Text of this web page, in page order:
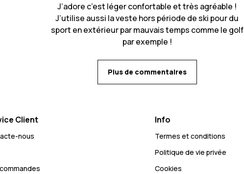
J’adore c’est léger confortable et très agréable !
J’utilise aussi la veste hors période de ski pour du
sport en extérieur par mauvais temps comme le golf
par exemple !
Plus de commentaires
Client
nous
Info
Termes et conditions
Politique de vie privée
Cookies